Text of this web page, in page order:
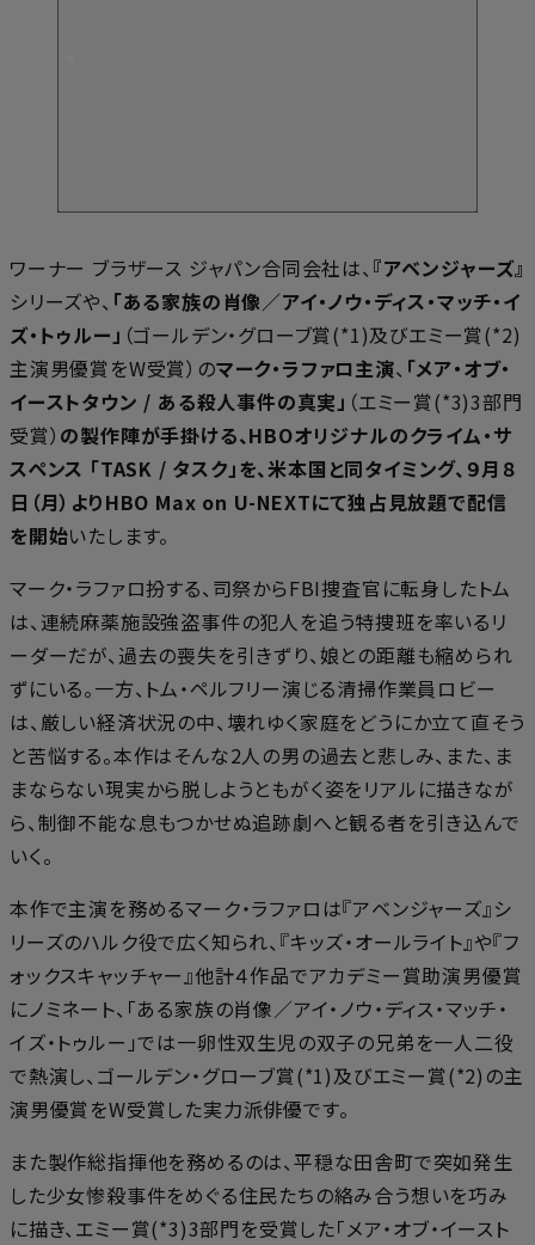
ワーナー ブラザース ジャパン合同会社は、 『アベンジャーズ』
シリーズや、 「ある家族の肖像／アイ・ノウ・ディス・マッチ・イ
ズ・トゥルー」 （ゴールデン・グローブ賞(*1)及びエミー賞(*2)
主演男優賞をW受賞）のマーク・ラファロ主演、 「メア・オブ・
イーストタウン / ある殺人事件の真実」 （エミー賞(*3)3部門
受賞） の製作陣が手掛ける、HBOオリジナルのクライム・サ
スペンス 「TASK / タスク」を、米本国と同タイミング、９月８
日（月）よりHBO Max on U-NEXTにて独占見放題で配信
を開始いたします。
マーク・ラファロ扮する、司祭からFBI捜査官に転身したトム
は、連続麻薬施設強盗事件の犯人を追う特捜班を率いるリ
ーダーだが、過去の喪失を引きずり、娘との距離も縮められ
ずにいる。一方、トム・ペルフリー演じる清掃作業員ロビー
は、厳しい経済状況の中、壊れゆく家庭をどうにか立て直そう
と苦悩する。本作はそんな2人の男の過去と悲しみ、また、ま
まならない現実から脱しようともがく姿をリアルに描きなが
ら、制御不能な息もつかせぬ追跡劇へと観る者を引き込んで
いく。
本作で主演を務めるマーク・ラファロは『アベンジャーズ』シ
リーズのハルク役で広く知られ、『キッズ・オールライト』や『フ
ォックスキャッチャー』他計４作品でアカデミー賞助演男優賞
にノミネート、「ある家族の肖像／アイ・ノウ・ディス・マッチ・
イズ・トゥルー」では一卵性双生児の双子の兄弟を一人二役
で熱演し、ゴールデン・グローブ賞(*1)及びエミー賞(*2)の主
演男優賞をW受賞した実力派俳優です。
また製作総指揮他を務めるのは、平穏な田舎町で突如発生
した少女惨殺事件をめぐる住民たちの絡み合う想いを巧み
に描き、エミー賞(*3)3部門を受賞した「メア・オブ・イースト